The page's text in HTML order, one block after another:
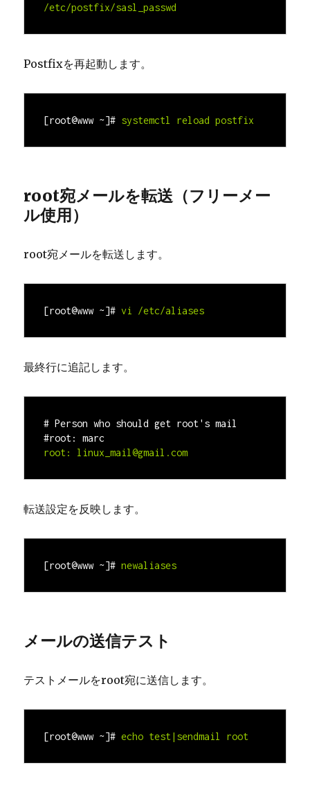
Postfixを再起動します。
[root@www ~]#
root宛メールを転送（フリーメー
ル使用）
root宛メールを転送します。
[root@www ~]# vi /etc/aliases
最終行に追記します。
# Person who should get root's mail
#root: marc
root:
linux_mail@gmail.com
転送設定を反映します。
[root@www ~]#
メールの送信テスト
テストメールをroot宛に送信します。
[root@www ~]#